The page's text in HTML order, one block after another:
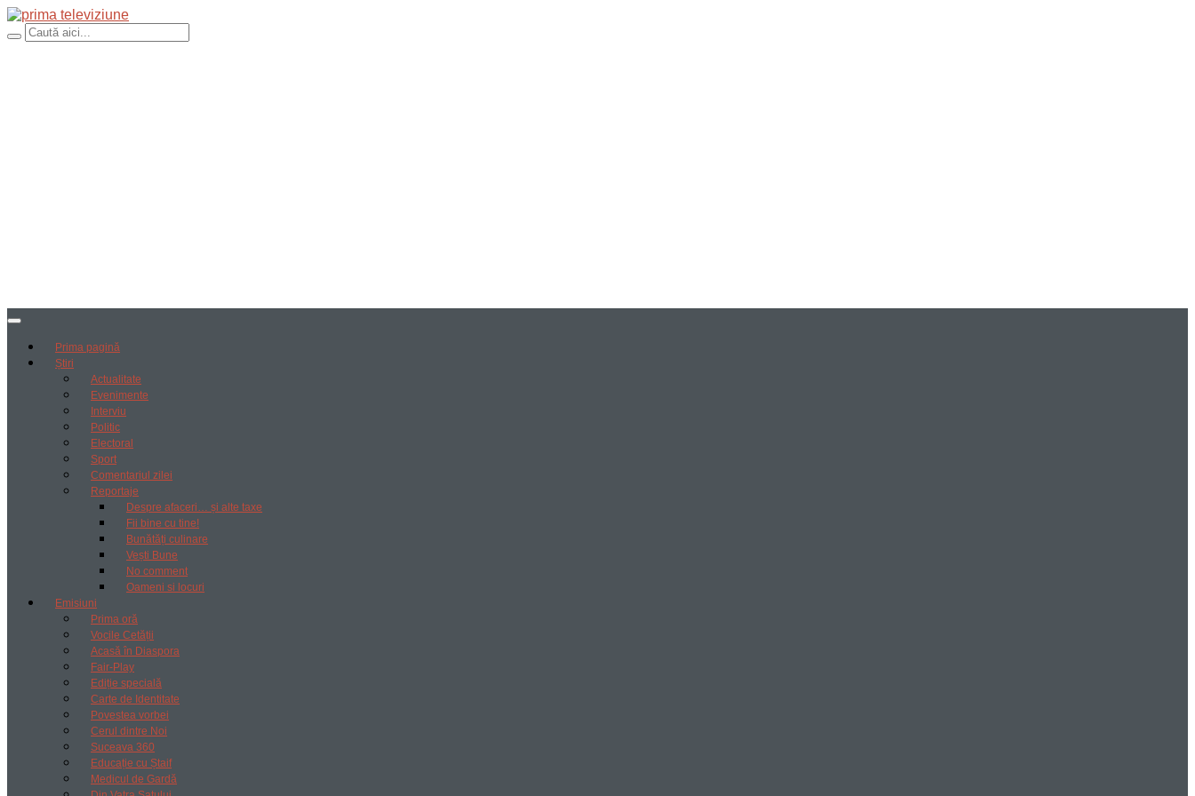
Prima pagină
Știri
Actualitate
Evenimente
Interviu
Politic
Electoral
Sport
Comentariul zilei
Reportaje
Despre afaceri… și alte taxe
Fii bine cu tine!
Bunătăți culinare
Vești Bune
No comment
Oameni si locuri
Emisiuni
Prima oră
Vocile Cetății
Acasă în Diaspora
Fair-Play
Ediție specială
Carte de Identitate
Povestea vorbei
Cerul dintre Noi
Suceava 360
Educație cu Ștaif
Medicul de Gardă